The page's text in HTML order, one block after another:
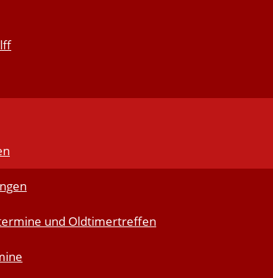
und Oldtimertreffen